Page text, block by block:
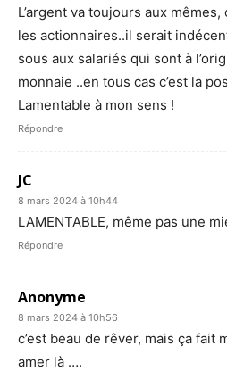
L’argent va toujours aux mêmes,
les actionnaires..il serait
sous aux salariés qui sont à
monnaie ..en tous cas c’est la
Lamentable à mon sens !
Répondre
JC
8 mars 2024 à 10h44
LAMENTABLE, même pas une
Répondre
Anonyme
8 mars 2024 à 10h56
c’est beau de rêver, mais ça fait
amer là ….